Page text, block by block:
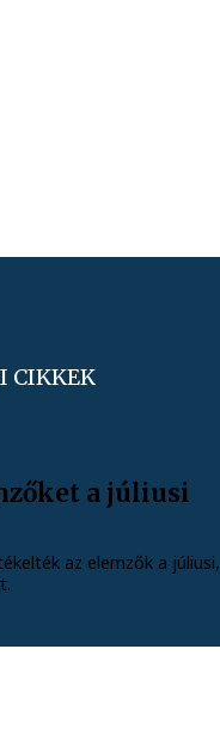
CIKKEK
a júliusi
az elemzők a júliusi,